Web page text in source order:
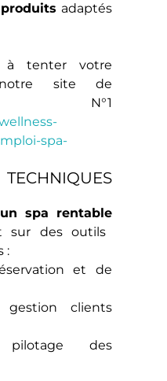
adaptés
à tenter votre
site de
N°1
spa-
TECHNIQUES
spa rentable
sur des outils
:
et de
clients
des